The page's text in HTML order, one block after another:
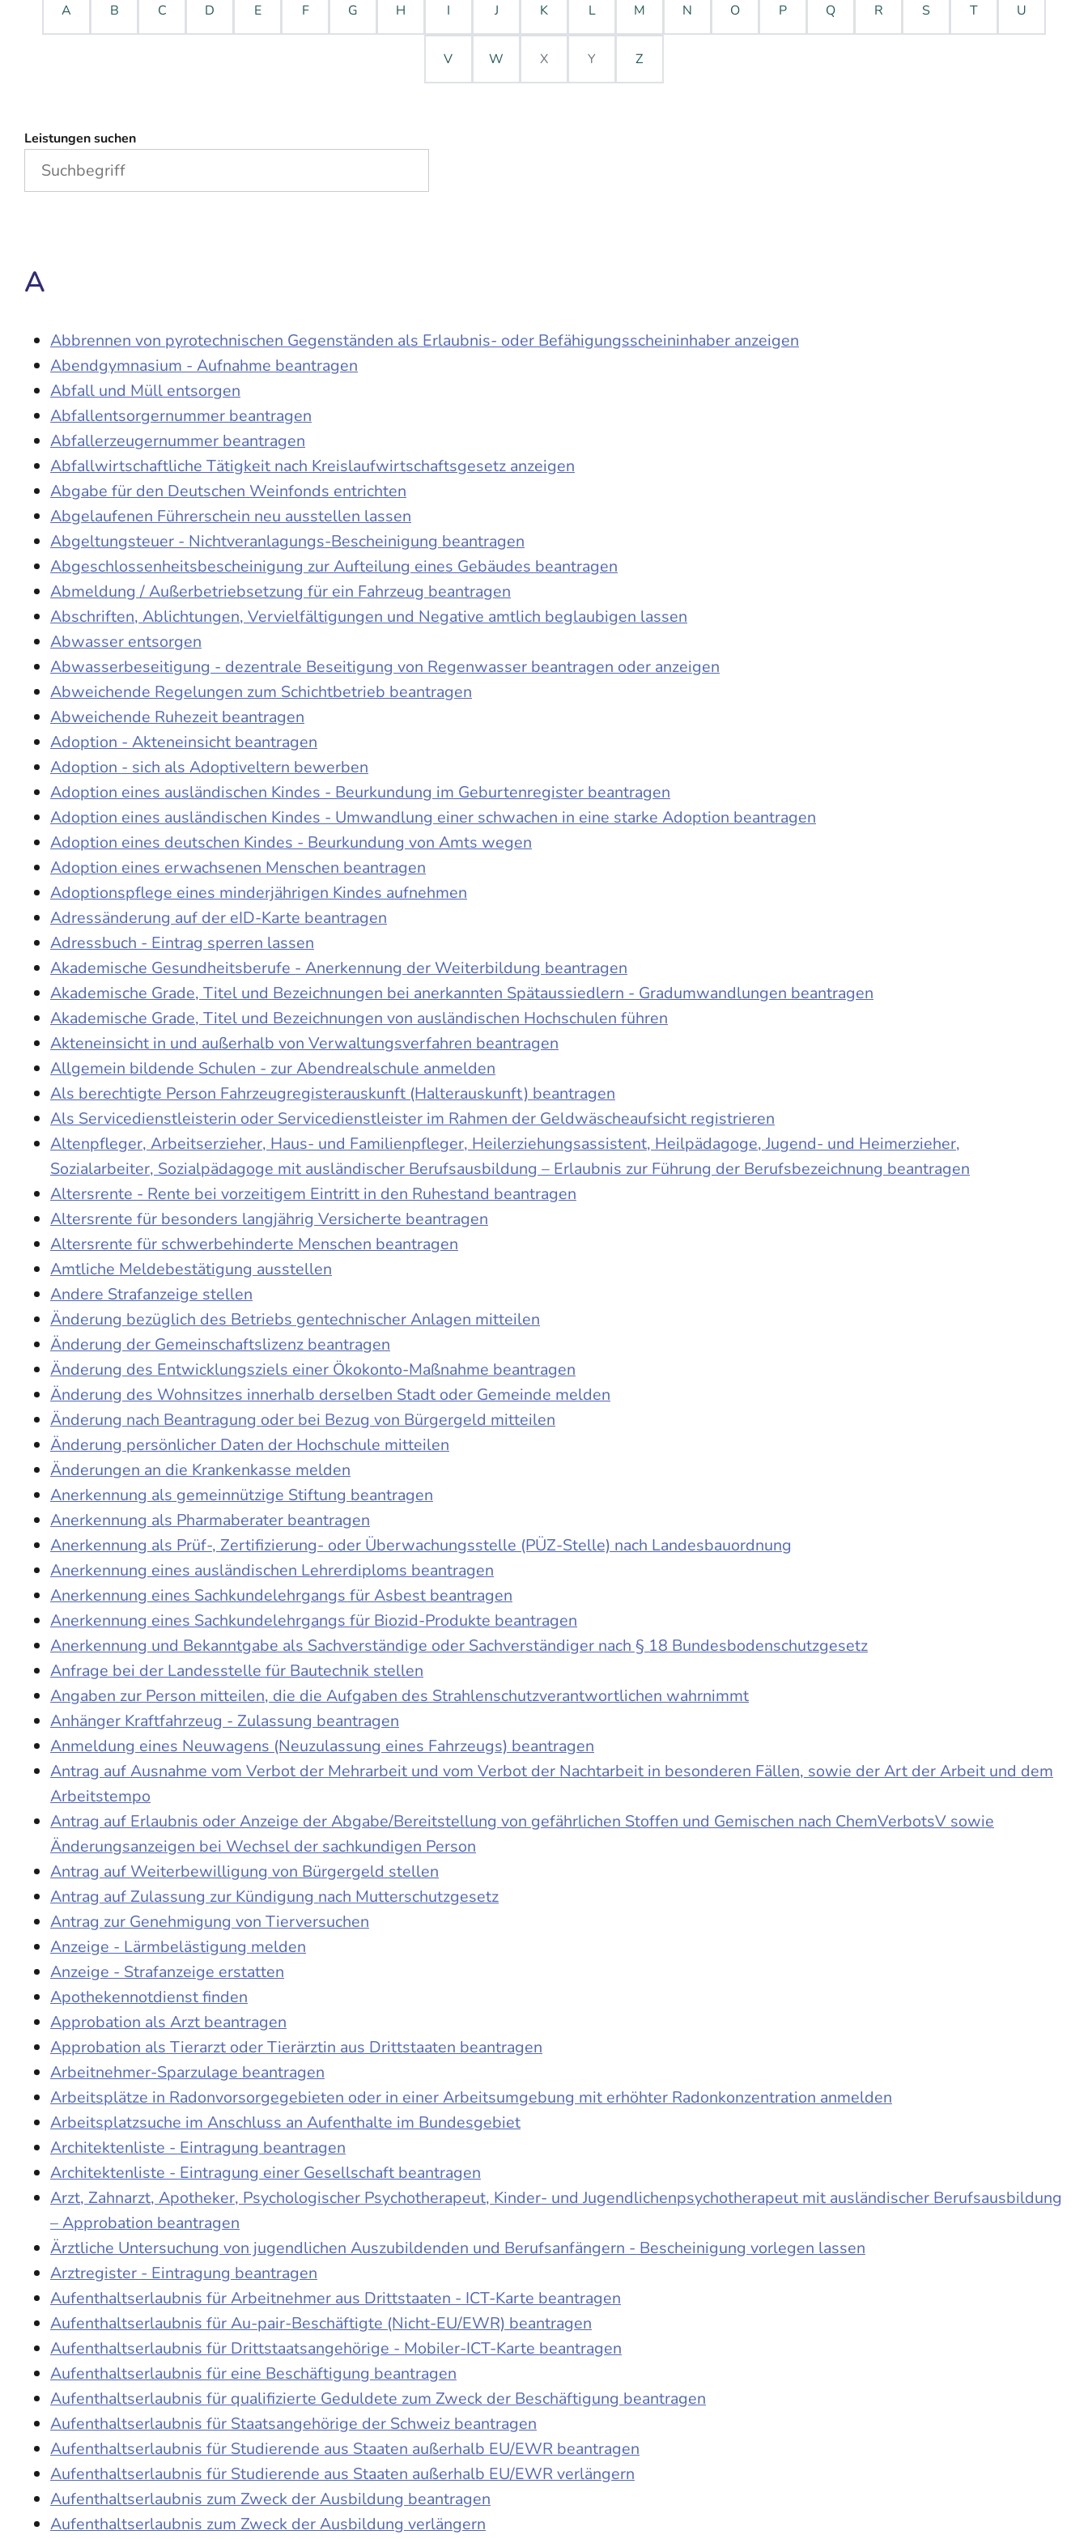
A B C D E F G H I J K L M N O P Q R S T U
V W X Y Z
Leistungen suchen
A
Abbrennen von pyrotechnischen Gegenständen als Erlaubnis- oder Befähigungsscheininhaber anzeigen
Abendgymnasium - Aufnahme beantragen
Abfall und Müll entsorgen
Abfallentsorgernummer beantragen
Abfallerzeugernummer beantragen
Abfallwirtschaftliche Tätigkeit nach Kreislaufwirtschaftsgesetz anzeigen
Abgabe für den Deutschen Weinfonds entrichten
Abgelaufenen Führerschein neu ausstellen lassen
Abgeltungsteuer - Nichtveranlagungs-Bescheinigung beantragen
Abgeschlossenheitsbescheinigung zur Aufteilung eines Gebäudes beantragen
Abmeldung / Außerbetriebsetzung für ein Fahrzeug beantragen
Abschriften, Ablichtungen, Vervielfältigungen und Negative amtlich beglaubigen lassen
Abwasser entsorgen
Abwasserbeseitigung - dezentrale Beseitigung von Regenwasser beantragen oder anzeigen
Abweichende Regelungen zum Schichtbetrieb beantragen
Abweichende Ruhezeit beantragen
Adoption - Akteneinsicht beantragen
Adoption - sich als Adoptiveltern bewerben
Adoption eines ausländischen Kindes - Beurkundung im Geburtenregister beantragen
Adoption eines ausländischen Kindes - Umwandlung einer schwachen in eine starke Adoption beantragen
Adoption eines deutschen Kindes - Beurkundung von Amts wegen
Adoption eines erwachsenen Menschen beantragen
Adoptionspflege eines minderjährigen Kindes aufnehmen
Adressänderung auf der eID-Karte beantragen
Adressbuch - Eintrag sperren lassen
Akademische Gesundheitsberufe - Anerkennung der Weiterbildung beantragen
Akademische Grade, Titel und Bezeichnungen bei anerkannten Spätaussiedlern - Gradumwandlungen beantragen
Akademische Grade, Titel und Bezeichnungen von ausländischen Hochschulen führen
Akteneinsicht in und außerhalb von Verwaltungsverfahren beantragen
Allgemein bildende Schulen - zur Abendrealschule anmelden
Als berechtigte Person Fahrzeugregisterauskunft (Halterauskunft) beantragen
Als Servicedienstleisterin oder Servicedienstleister im Rahmen der Geldwäscheaufsicht registrieren
Altenpfleger, Arbeitserzieher, Haus- und Familienpfleger, Heilerziehungsassistent, Heilpädagoge, Jugend- und Heimerzieher,
Sozialarbeiter, Sozialpädagoge mit ausländischer Berufsausbildung – Erlaubnis zur Führung der Berufsbezeichnung beantragen
Altersrente - Rente bei vorzeitigem Eintritt in den Ruhestand beantragen
Altersrente für besonders langjährig Versicherte beantragen
Altersrente für schwerbehinderte Menschen beantragen
Amtliche Meldebestätigung ausstellen
Andere Strafanzeige stellen
Änderung bezüglich des Betriebs gentechnischer Anlagen mitteilen
Änderung der Gemeinschaftslizenz beantragen
Änderung des Entwicklungsziels einer Ökokonto-Maßnahme beantragen
Änderung des Wohnsitzes innerhalb derselben Stadt oder Gemeinde melden
Änderung nach Beantragung oder bei Bezug von Bürgergeld mitteilen
Änderung persönlicher Daten der Hochschule mitteilen
Änderungen an die Krankenkasse melden
Anerkennung als gemeinnützige Stiftung beantragen
Anerkennung als Pharmaberater beantragen
Anerkennung als Prüf-, Zertifizierung- oder Überwachungsstelle (PÜZ-Stelle) nach Landesbauordnung
Anerkennung eines ausländischen Lehrerdiploms beantragen
Anerkennung eines Sachkundelehrgangs für Asbest beantragen
Anerkennung eines Sachkundelehrgangs für Biozid-Produkte beantragen
Anerkennung und Bekanntgabe als Sachverständige oder Sachverständiger nach § 18 Bundesbodenschutzgesetz
Anfrage bei der Landesstelle für Bautechnik stellen
Angaben zur Person mitteilen, die die Aufgaben des Strahlenschutzverantwortlichen wahrnimmt
Anhänger Kraftfahrzeug - Zulassung beantragen
Anmeldung eines Neuwagens (Neuzulassung eines Fahrzeugs) beantragen
Antrag auf Ausnahme vom Verbot der Mehrarbeit und vom Verbot der Nachtarbeit in besonderen Fällen, sowie der Art der Arbeit und dem
Arbeitstempo
Antrag auf Erlaubnis oder Anzeige der Abgabe/Bereitstellung von gefährlichen Stoffen und Gemischen nach ChemVerbotsV sowie
Änderungsanzeigen bei Wechsel der sachkundigen Person
Antrag auf Weiterbewilligung von Bürgergeld stellen
Antrag auf Zulassung zur Kündigung nach Mutterschutzgesetz
Antrag zur Genehmigung von Tierversuchen
Anzeige - Lärmbelästigung melden
Anzeige - Strafanzeige erstatten
Apothekennotdienst finden
Approbation als Arzt beantragen
Approbation als Tierarzt oder Tierärztin aus Drittstaaten beantragen
Arbeitnehmer-Sparzulage beantragen
Arbeitsplätze in Radonvorsorgegebieten oder in einer Arbeitsumgebung mit erhöhter Radonkonzentration anmelden
Arbeitsplatzsuche im Anschluss an Aufenthalte im Bundesgebiet
Architektenliste - Eintragung beantragen
Architektenliste - Eintragung einer Gesellschaft beantragen
Arzt, Zahnarzt, Apotheker, Psychologischer Psychotherapeut, Kinder- und Jugendlichenpsychotherapeut mit ausländischer Berufsausbildung
– Approbation beantragen
Ärztliche Untersuchung von jugendlichen Auszubildenden und Berufsanfängern - Bescheinigung vorlegen lassen
Arztregister - Eintragung beantragen
Aufenthaltserlaubnis für Arbeitnehmer aus Drittstaaten - ICT-Karte beantragen
Aufenthaltserlaubnis für Au-pair-Beschäftigte (Nicht-EU/EWR) beantragen
Aufenthaltserlaubnis für Drittstaatsangehörige - Mobiler-ICT-Karte beantragen
Aufenthaltserlaubnis für eine Beschäftigung beantragen
Aufenthaltserlaubnis für qualifizierte Geduldete zum Zweck der Beschäftigung beantragen
Aufenthaltserlaubnis für Staatsangehörige der Schweiz beantragen
Aufenthaltserlaubnis für Studierende aus Staaten außerhalb EU/EWR beantragen
Aufenthaltserlaubnis für Studierende aus Staaten außerhalb EU/EWR verlängern
Aufenthaltserlaubnis zum Zweck der Ausbildung beantragen
Aufenthaltserlaubnis zum Zweck der Ausbildung verlängern